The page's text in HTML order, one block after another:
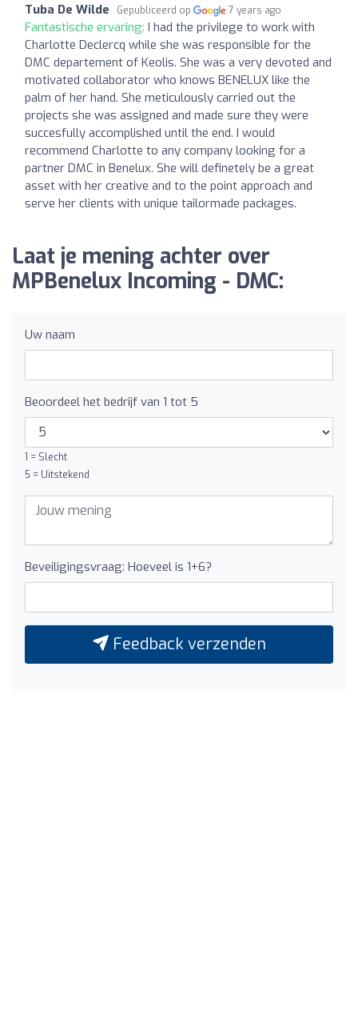
Tuba De Wilde Gepubliceerd op 7 years ago
Fantastische ervaring: I had the privilege to work with
Charlotte Declercq while she was responsible for the
DMC departement of Keolis. She was a very devoted and
motivated collaborator who knows BENELUX like the
palm of her hand. She meticulously carried out the
projects she was assigned and made sure they were
succesfully accomplished until the end. I would
recommend Charlotte to any company looking for a
partner DMC in Benelux. She will definetely be a great
asset with her creative and to the point approach and
serve her clients with unique tailormade packages.
Laat je mening achter over
MPBenelux Incoming - DMC:
Uw naam
Beoordeel het bedrijf van 1 tot 5
1 = Slecht
5 = Uitstekend
Beveiligingsvraag: Hoeveel is 1+6?
Feedback verzenden